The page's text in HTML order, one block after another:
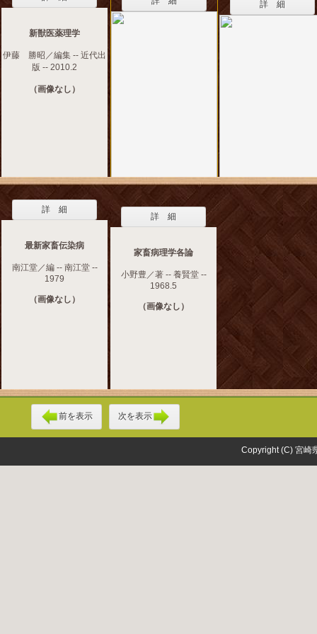
新獣医薬理学
伊藤 勝昭／編集 -- 近代出
版 -- 2010.2
（画像なし）
詳 細
詳 細
最新家畜伝染病
南江堂／編 -- 南江堂 --
1979
（画像なし）
詳 細
家畜病理学各論
小野豊／著 -- 養賢堂 --
1968.5
（画像なし）
前を表示 次を表示
Copyright (C) 宮崎